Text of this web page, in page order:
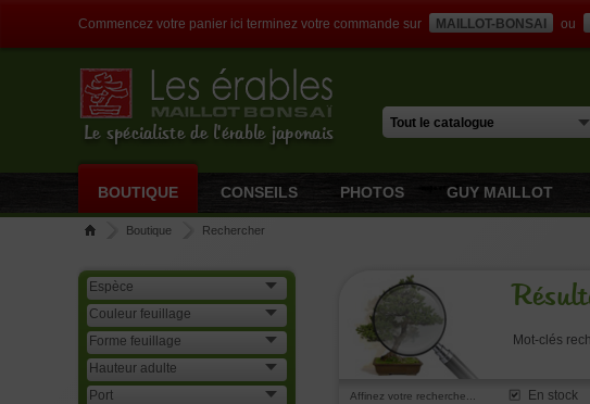
Commencez votre panier ici terminez votre commande sur MAILLOT-BONSAI ou
Le spécialiste de l'érable japonais
BOUTIQUE CONSEILS PHOTOS GUY MAILLOT
Boutique Rechercher
Mot-clés
Affinez votre recherche... En stock